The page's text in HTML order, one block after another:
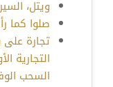
ويتل،
صلوا كما
تجارة
التجارية
السحب